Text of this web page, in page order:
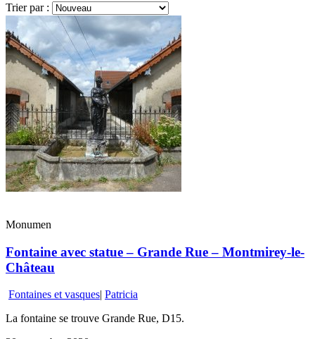
Trier par :
Monumen
Fontaine avec statue – Grande Rue – Montmirey-le-
Château
Fontaines et vasques| Patricia
La fontaine se trouve Grande Rue, D15.